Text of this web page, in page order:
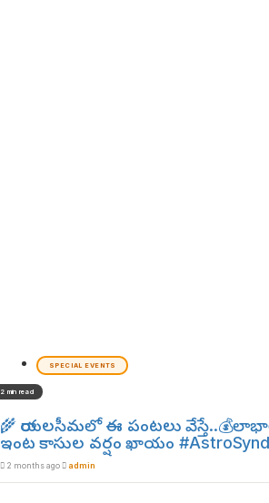
SPECIAL EVENTS
2 min read
🌾 రాయలసీమలో ఈ పంటలు
ఇంట కాసుల వర్షం ఖాయం
2 months ago admin